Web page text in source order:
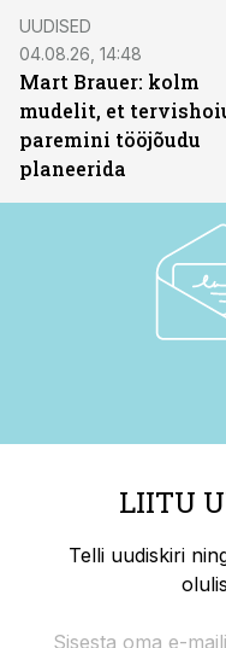
UUDISED
04.08.26, 14:48
Mart Brauer: kolm
mudelit, et
paremini tööjõudu
planeerida
LIITU
Telli uudiskiri